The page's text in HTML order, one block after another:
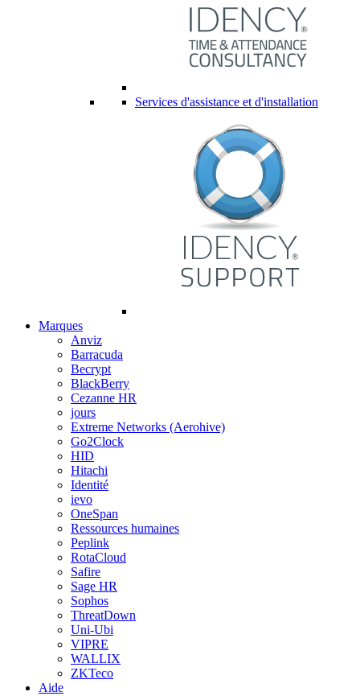
Services d'assistance et d'installation
Marques
Anviz
Barracuda
Becrypt
BlackBerry
Cezanne HR
jours
Extreme Networks (Aerohive)
Go2Clock
HID
Hitachi
Identité
ievo
OneSpan
Ressources humaines
Peplink
RotaCloud
Safire
Sage HR
Sophos
ThreatDown
Uni-Ubi
VIPRE
WALLIX
ZKTeco
Aide